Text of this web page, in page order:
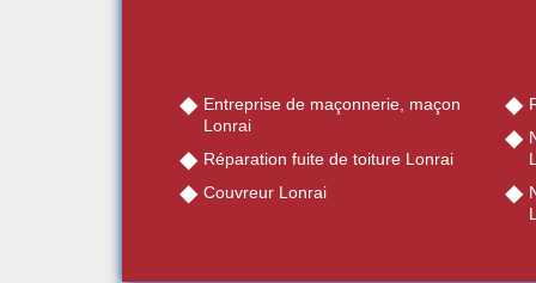
Entreprise de maçonnerie, maçon
Lonrai
Réparation fuite de toiture Lonrai
Couvreur Lonrai